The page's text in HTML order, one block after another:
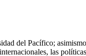
del Pacífico;
las